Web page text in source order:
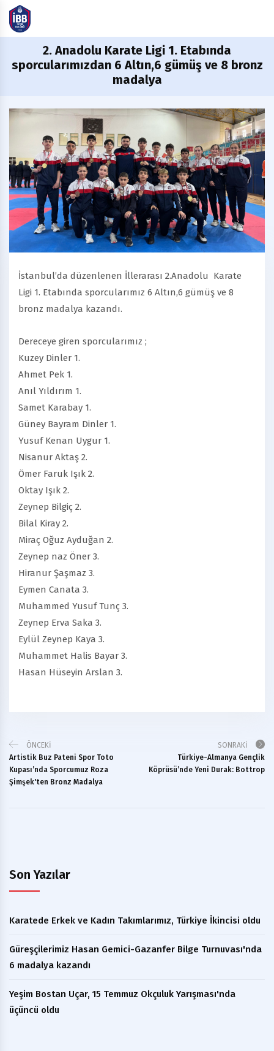
2.Anadolu Karate Ligi 1. Etabında
sporcularımızdan 6 Altın,6 gümüş ve 8 bronz
madalya
İstanbul’da düzenlenen İllerarası 2.Anadolu Karate
Ligi 1. Etabında sporcularımız 6 Altın,6 gümüş ve 8
bronz madalya kazandı.
Dereceye giren sporcularımız ;
Kuzey Dinler 1.
Ahmet Pek 1.
Anıl Yıldırım 1.
Samet Karabay 1.
Güney Bayram Dinler 1.
Yusuf Kenan Uygur 1.
Nisanur Aktaş 2.
Ömer Faruk Işık 2.
Oktay Işık 2.
Zeynep Bilgiç 2.
Bilal Kiray 2.
Miraç Oğuz Ayduğan 2.
Zeynep naz Öner 3.
Hiranur Şaşmaz 3.
Eymen Canata 3.
Muhammed Yusuf Tunç 3.
Zeynep Erva Saka 3.
Eylül Zeynep Kaya 3.
Muhammet Halis Bayar 3.
Hasan Hüseyin Arslan 3.
ÖNCEKI
Artistik Buz Pateni Spor Toto
Kupası’nda Sporcumuz Roza
Şimşek'ten Bronz Madalya
SONRAKI
Türkiye-Almanya Gençlik
Köprüsü’nde Yeni Durak: Bottrop
Son Yazılar
Karatede Erkek ve Kadın Takımlarımız, Türkiye İkincisi oldu
Güreşçilerimiz Hasan Gemici-Gazanfer Bilge Turnuvası'nda
6 madalya kazandı
Yeşim Bostan Uçar, 15 Temmuz Okçuluk Yarışması'nda
üçüncü oldu